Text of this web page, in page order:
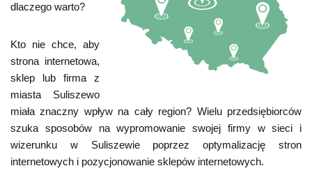
dlaczego warto?
Kto nie chce, aby
strona internetowa,
sklep lub firma z
miasta Suliszewo
miała znaczny wpływ na cały region? Wielu przedsiębiorców
szuka sposobów na wypromowanie swojej firmy w sieci i
wizerunku w Suliszewie poprzez optymalizację stron
internetowych i pozycjonowanie sklepów internetowych.